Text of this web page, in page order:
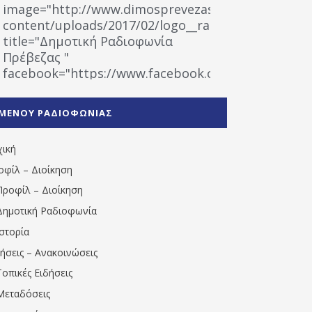
image="http://www.dimosprevezas.gr/wp-
content/uploads/2017/02/logo__radiofonias.jpg"
title="Δημοτική Ραδιοφωνία
Πρέβεζας "
facebook="https://www.facebook.com/
1531194763766854/" artist="" ]
ΡΑΔΙΟΦΩΝΙΑΣ
– Διοίκηση
– Διοίκηση
Ραδιοφωνία
– Ανακοινώσεις
Ειδήσεις